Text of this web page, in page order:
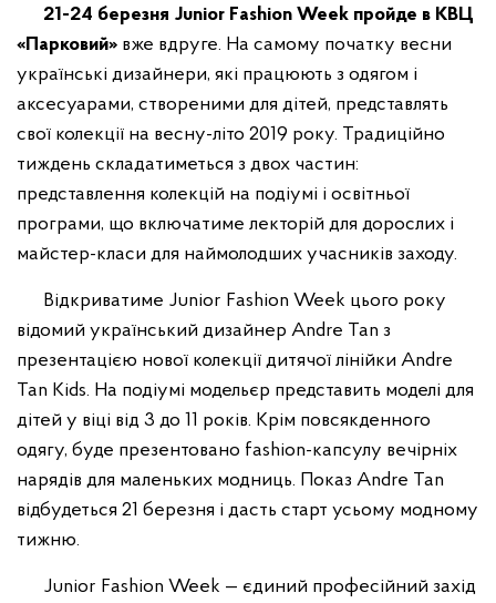
21-24 березня Junior Fashion Week пройде в КВЦ
«Парковий» вже вдруге. На самому початку весни
українські дизайнери, які працюють з одягом і
аксесуарами, створеними для дітей, представлять
свої колекції на весну-літо 2019 року. Традиційно
тиждень складатиметься з двох частин:
представлення колекцій на подіумі і освітньої
програми, що включатиме лекторій для дорослих і
майстер-класи для наймолодших учасників заходу.
Відкриватиме Junior Fashion Week цього року
відомий український дизайнер Andre Tan з
презентацією нової колекції дитячої лінійки Andre
Tan Kids. На подіумі модельєр представить моделі для
дітей у віці від 3 до 11 років. Крім повсякденного
одягу, буде презентовано fashion-капсулу вечірніх
нарядів для маленьких модниць. Показ Andre Tan
відбудеться 21 березня і дасть старт усьому модному
тижню.
Junior Fashion Week — єдиний професійний захід